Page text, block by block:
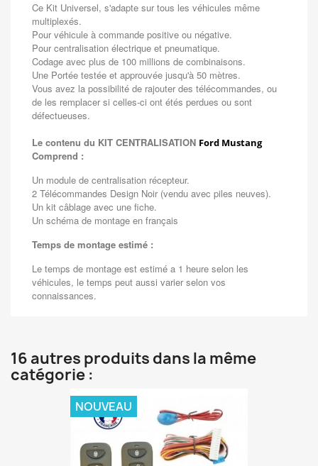
Ce Kit Universel, s'adapte sur tous les véhicules même
multiplexés.
Pour véhicule à commande positive ou négative.
Pour centralisation électrique et pneumatique.
Codage avec plus de 100 millions de combinaisons.
Une Portée testée et approuvée jusqu'à 50 mètres.
Vous avez la possibilité de rajouter des télécommandes, ou
de les remplacer si celles-ci ont étés perdues ou sont
défectueuses.
Le contenu du KIT CENTRALISATION Ford Mustang
Comprend :
Un module de centralisation récepteur.
2 Télécommandes Design Noir (vendu avec piles neuves).
Un kit câblage avec une fiche.
Un schéma de montage en français
Temps de montage estimé :
Le temps de montage est estimé a 1 heure selon les
véhicules, le temps peut aussi varier selon vos
connaissances.
16 autres produits dans la même
catégorie :
NOUVEAU